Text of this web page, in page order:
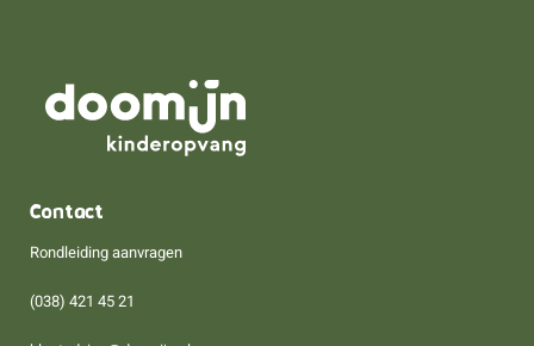
Contact
Rondleiding aanvragen
(038) 421 45 21